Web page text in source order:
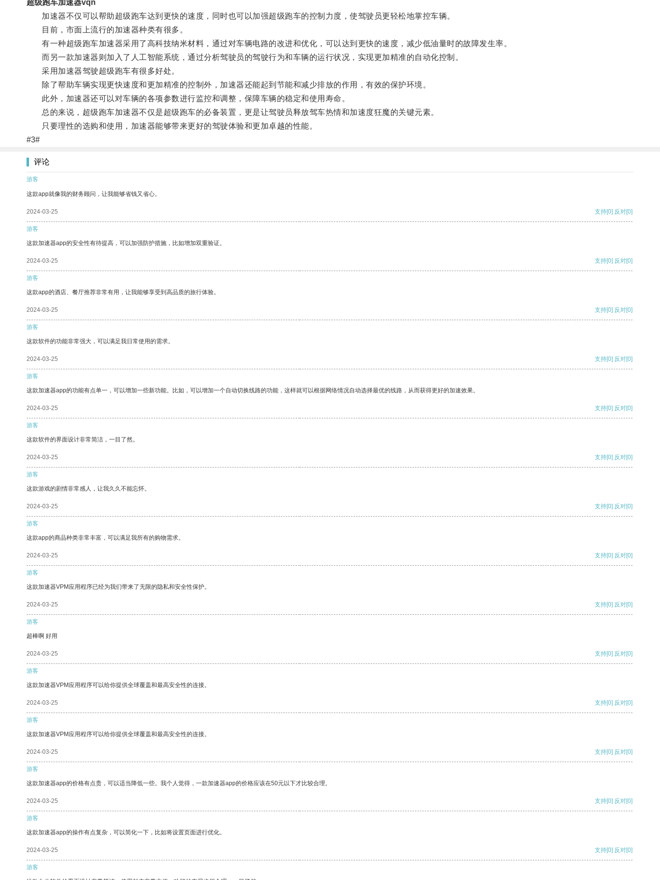
超级跑车加速器vqn
加速器不仅可以帮助超级跑车达到更快的速度，同时也可以加强超级跑车的控制力度，使驾驶员更轻松地掌控车辆。
目前，市面上流行的加速器种类有很多。
有一种超级跑车加速器采用了高科技纳米材料，通过对车辆电路的改进和优化，可以达到更快的速度，减少低油量时的故障发生率。
而另一款加速器则加入了人工智能系统，通过分析驾驶员的驾驶行为和车辆的运行状况，实现更加精准的自动化控制。
采用加速器驾驶超级跑车有很多好处。
除了帮助车辆实现更快速度和更加精准的控制外，加速器还能起到节能和减少排放的作用，有效的保护环境。
此外，加速器还可以对车辆的各项参数进行监控和调整，保障车辆的稳定和使用寿命。
总的来说，超级跑车加速器不仅是超级跑车的必备装置，更是让驾驶员释放驾车热情和加速度狂魔的关键元素。
只要理性的选购和使用，加速器能够带来更好的驾驶体验和更加卓越的性能。
#3#
评论
游客
这款app就像我的财务顾问，让我能够省钱又省心。
2024-03-25 支持[0] 反对[0]
游客
这款加速器app的安全性有待提高，可以加强防护措施，比如增加双重验证。
2024-03-25 支持[0] 反对[0]
游客
这款app的酒店、餐厅推荐非常有用，让我能够享受到高品质的旅行体验。
2024-03-25 支持[0] 反对[0]
游客
这款软件的功能非常强大，可以满足我日常使用的需求。
2024-03-25 支持[0] 反对[0]
游客
这款加速器app的功能有点单一，可以增加一些新功能。比如，可以增加一个自动切换线路的功能，这样就可以根据网络情况自动选择最优的线路，从而获得更好的加速效果。
2024-03-25 支持[0] 反对[0]
游客
这款软件的界面设计非常简洁，一目了然。
2024-03-25 支持[0] 反对[0]
游客
这款游戏的剧情非常感人，让我久久不能忘怀。
2024-03-25 支持[0] 反对[0]
游客
这款app的商品种类非常丰富，可以满足我所有的购物需求。
2024-03-25 支持[0] 反对[0]
游客
这款加速器VPM应用程序已经为我们带来了无限的隐私和安全性保护。
2024-03-25 支持[0] 反对[0]
游客
超棒啊 好用
2024-03-25 支持[0] 反对[0]
游客
这款加速器VPM应用程序可以给你提供全球覆盖和最高安全性的连接。
2024-03-25 支持[0] 反对[0]
游客
这款加速器VPM应用程序可以给你提供全球覆盖和最高安全性的连接。
2024-03-25 支持[0] 反对[0]
游客
这款加速器app的价格有点贵，可以适当降低一些。我个人觉得，一款加速器app的价格应该在50元以下才比较合理。
2024-03-25 支持[0] 反对[0]
游客
这款加速器app的操作有点复杂，可以简化一下，比如将设置页面进行优化。
2024-03-25 支持[0] 反对[0]
游客